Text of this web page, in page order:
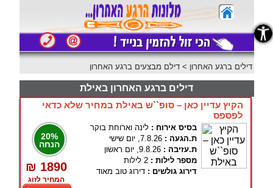
דילים ברגע האחרון > דילם מבצעים ברגע האחרון
דילים ברגע האחרון באילת
הקיץ עדיין כאן – סופ``ש באילת במחיר שלא כדאי
לפספס
20%
הנחה
₪ 1890
המחיר לזוג
בסיס אירוח : לינה וארוחת בוקר
ת.הגעה : 7.8.26, יום שישי
ת.עזיבה : 9.8.26, יום ראשון
מספר לילות : 2 לילות
דירוג גולשים : דירוג טוב מאוד
נגישות